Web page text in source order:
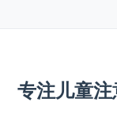
专注儿童